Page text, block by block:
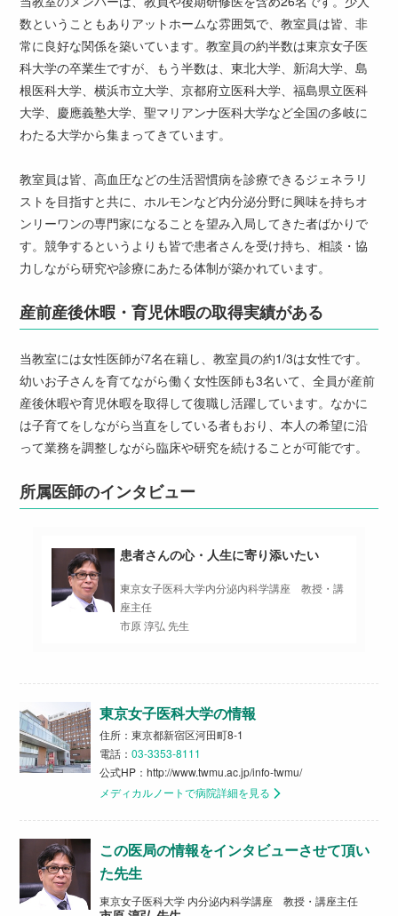
数ということもありアットホームな雰囲気で、教室員は皆、非
常に良好な関係を築いています。教室員の約半数は東京女子医
科大学の卒業生ですが、もう半数は、東北大学、新潟大学、島
根医科大学、横浜市立大学、京都府立医科大学、福島県立医科
大学、慶應義塾大学、聖マリアンナ医科大学など全国の多岐に
わたる大学から集まってきています。
教室員は皆、高血圧などの生活習慣病を診療できるジェネラリ
ストを目指すと共に、ホルモンなど内分泌分野に興味を持ちオ
ンリーワンの専門家になることを望み入局してきた者ばかりで
す。競争するというよりも皆で患者さんを受け持ち、相談・協
力しながら研究や診療にあたる体制が築かれています。
産前産後休暇・育児休暇の取得実績がある
当教室には女性医師が7名在籍し、教室員の約1/3は女性です。
幼いお子さんを育てながら働く女性医師も3名いて、全員が産前
産後休暇や育児休暇を取得して復職し活躍しています。なかに
は子育てをしながら当直をしている者もおり、本人の希望に沿
って業務を調整しながら臨床や研究を続けることが可能です。
所属医師のインタビュー
患者さんの心・人生に寄り添いたい
東京女子医科大学内分泌内科学講座 教授・講
座主任
市原 淳弘 先生
東京女子医科大学の情報
住所：東京都新宿区河田町8-1
電話：03-3353-8111
公式HP：http://www.twmu.ac.jp/info-twmu/
メディカルノートで病院詳細を見る
この医局の情報をインタビューさせて頂い
た先生
東京女子医科大学 内分泌内科学講座 教授・講座主任